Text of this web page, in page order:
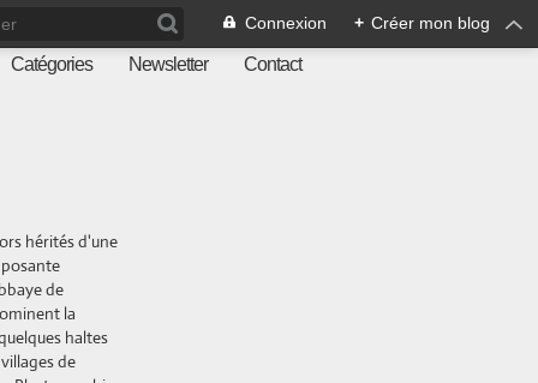
Connexion + Créer mon blog
Catégories Newsletter Contact
hérités d'une
de
la
haltes
de